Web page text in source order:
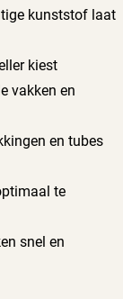
kunststof laat
Het eenvoudige,
planken en in
kiest
vakken en
en tubes
te
snel en